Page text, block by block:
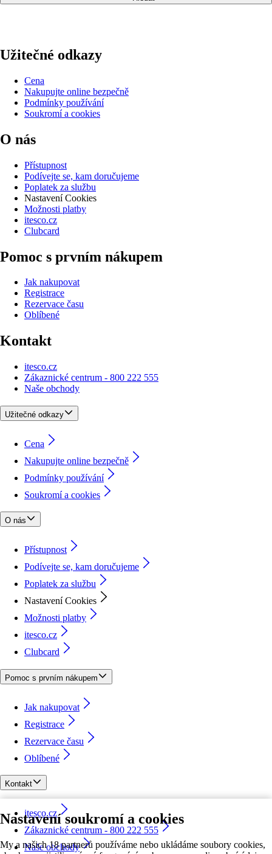
Nastavení soukromí a cookies
My a našich 18 partnerů používáme nebo ukládáme soubory cookies,
Užitečné odkazy
Cena
Nakupujte online bezpečně
Podmínky používání
Soukromí a cookies
O nás
Přístupnost
Podívejte se, kam doručujeme
Poplatek za službu
Nastavení Cookies
Možnosti platby
itesco.cz
Clubcard
Pomoc s prvním nákupem
Jak nakupovat
Registrace
Rezervace času
Oblíbené
Kontakt
itesco.cz
Zákaznické centrum - 800 222 555
Naše obchody
Užitečné odkazy
Cena
Nakupujte online bezpečně
Podmínky používání
Soukromí a cookies
O nás
Přístupnost
Podívejte se, kam doručujeme
Poplatek za službu
Nastavení Cookies
Možnosti platby
itesco.cz
Clubcard
Pomoc s prvním nákupem
Jak nakupovat
Registrace
Rezervace času
Oblíbené
Kontakt
itesco.cz
Zákaznické centrum - 800 222 555
Naše obchody